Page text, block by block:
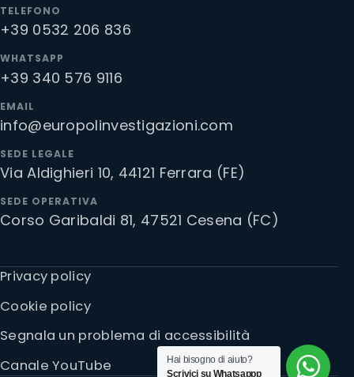
TELEFONO
+39 0532 206 836
WHATSAPP
+39 340 576 9116
EMAIL
info@europolinvestigazioni.com
SEDE LEGALE
Via Aldighieri 10, 44121 Ferrara (FE)
SEDE OPERATIVA
Corso Garibaldi 81, 47521 Cesena (FC)
Privacy policy
Cookie policy
Segnala un problema di accessibilità
Canale YouTube
Hai bisogno di aiuto?
Scrivici su Whatsappp